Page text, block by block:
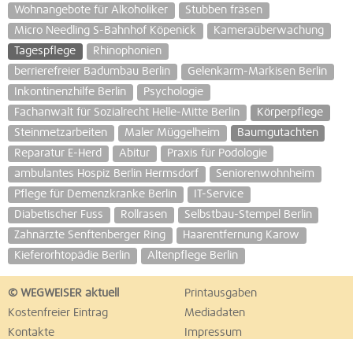
Wohnangebote für Alkoholiker
Stubben fräsen
Micro Needling S-Bahnhof Köpenick
Kameraüberwachung
Tagespflege
Rhinophonien
berrierefreier Badumbau Berlin
Gelenkarm-Markisen Berlin
Inkontinenzhilfe Berlin
Psychologie
Fachanwalt für Sozialrecht Helle-Mitte Berlin
Körperpflege
Steinmetzarbeiten
Maler Müggelheim
Baumgutachten
Reparatur E-Herd
Abitur
Praxis für Podologie
ambulantes Hospiz Berlin Hermsdorf
Seniorenwohnheim
Pflege für Demenzkranke Berlin
IT-Service
Diabetischer Fuss
Rollrasen
Selbstbau-Stempel Berlin
Zahnärzte Senftenberger Ring
Haarentfernung Karow
Kieferorhtopädie Berlin
Altenpflege Berlin
© WEGWEISER aktuell
Printausgaben
Kostenfreier Eintrag
Mediadaten
Kontakte
Impressum